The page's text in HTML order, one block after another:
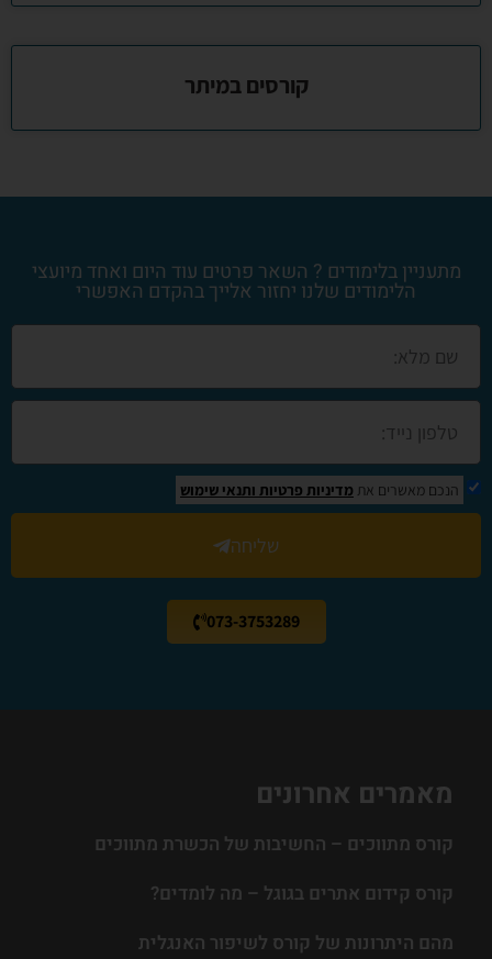
קורסים במיתר
מתעניין בלימודים ? השאר פרטים עוד היום ואחד מיועצי
הלימודים שלנו יחזור אלייך בהקדם האפשרי
הנכם מאשרים את מדיניות פרטיות ותנאי שימוש
שליחה
073-3753289
מאמרים אחרונים
קורס מתווכים – החשיבות של הכשרת מתווכים
קורס קידום אתרים בגוגל – מה לומדים?
מהם היתרונות של קורס לשיפור האנגלית